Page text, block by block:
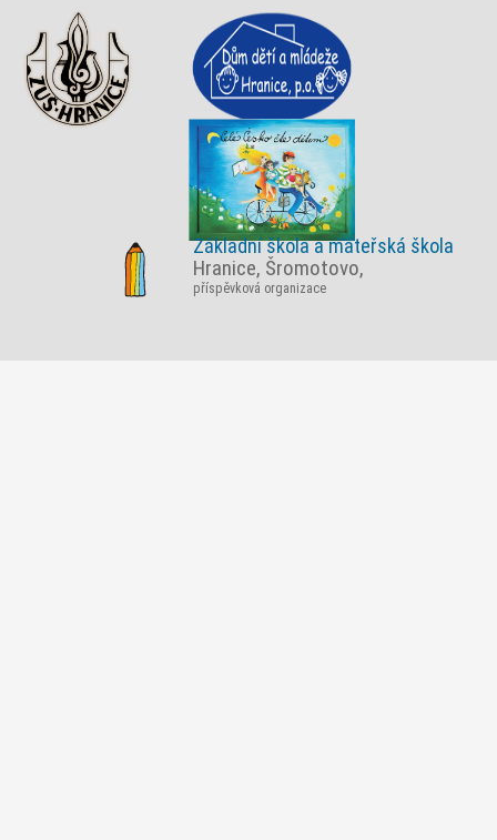
Základní škola a mateřská škola
Hranice, Šromotovo,
příspěvková organizace